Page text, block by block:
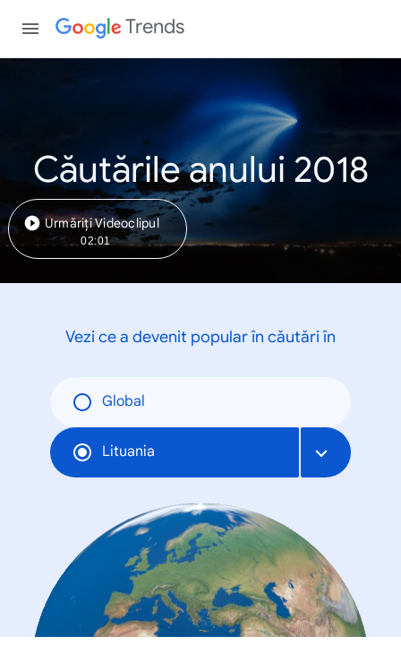
Trends
Căutările anului 2018
Urmăriți Videoclipul
02:01
Vezi ce a devenit popular în căutări în
Global
Lituania